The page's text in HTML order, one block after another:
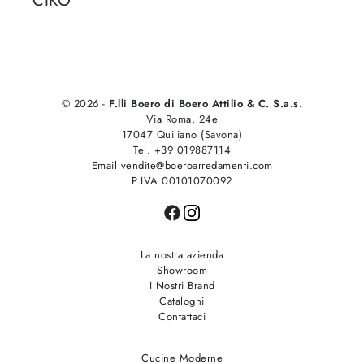
© 2026 - F.lli Boero di Boero Attilio & C. S.a.s.
Via Roma, 24e
17047 Quiliano (Savona)
Tel. +39 019887114
Email vendite@boeroarredamenti.com
P.IVA 00101070092
La nostra azienda
Showroom
I Nostri Brand
Cataloghi
Contattaci
Cucine Moderne